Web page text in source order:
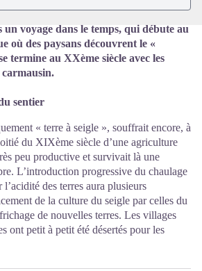
un voyage dans le temps, qui débute au
où des paysans découvrent le «
termine au XXème siècle avec les
sentier
« terre à seigle », souffrait encore, à
du XIXème siècle d’une agriculture
peu productive et survivait là une
L’introduction progressive du chaulage
des terres aura plusieurs
de la culture du seigle par celles du
de nouvelles terres. Les villages
ont petit à petit été désertés pour les